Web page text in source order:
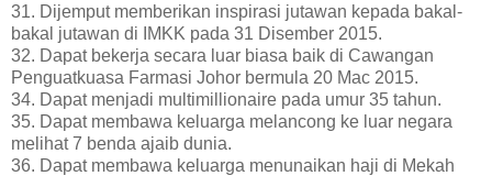
31. Dijemput memberikan inspirasi jutawan kepada bakal-
bakal jutawan di IMKK pada 31 Disember 2015.
32. Dapat bekerja secara luar biasa baik di Cawangan
Penguatkuasa Farmasi Johor bermula 20 Mac 2015.
34. Dapat menjadi multimillionaire pada umur 35 tahun.
35. Dapat membawa keluarga melancong ke luar negara
melihat 7 benda ajaib dunia.
36. Dapat membawa keluarga menunaikan haji di Mekah